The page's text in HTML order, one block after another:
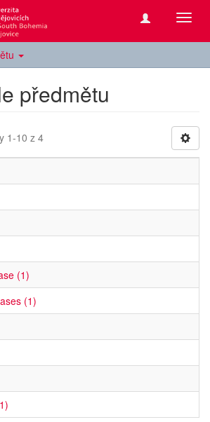
předmětu
1-10 z 4
(1)
(1)